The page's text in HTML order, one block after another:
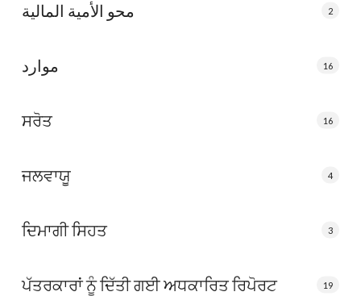
محو الأمية المالية 2
موارد 16
ਸਰੋਤ 16
ਜਲਵਾਯੂ 4
ਦਿਮਾਗੀ ਸਿਹਤ 3
ਪੱਤਰਕਾਰਾਂ ਨੂੰ ਦਿੱਤੀ ਗਈ ਅਧਕਾਰਿਤ ਰਿਪੋਰਟ 19